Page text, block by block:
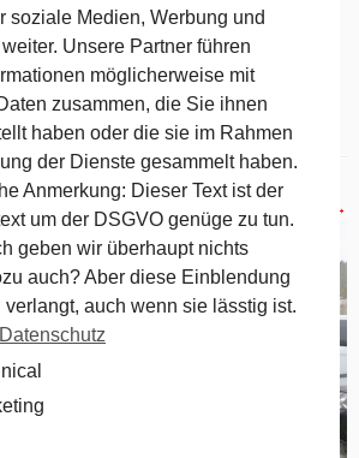
(2)
2017mit den Abmessungen5184 × 3092
.
Nächstes →
soziale Medien, Werbung und
Unsere Partner führen
möglicherweise mit
zusammen, die Sie ihnen
haben oder die sie im Rahmen
der Dienste gesammelt haben.
Anmerkung: Dieser Text ist der
um der DSGVO genüge zu tun.
geben wir überhaupt nichts
auch? Aber diese Einblendung
verlangt, auch wenn sie lässtig ist.